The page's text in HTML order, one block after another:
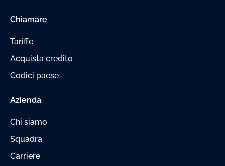
Chiamare
Tariffe
Acquista credito
Codici paese
Azienda
Chi siamo
Squadra
Carriere